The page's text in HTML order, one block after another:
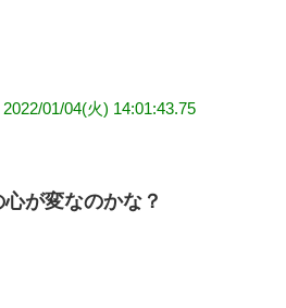
2022/01/04(火) 14:01:43.75
が変なのかな？